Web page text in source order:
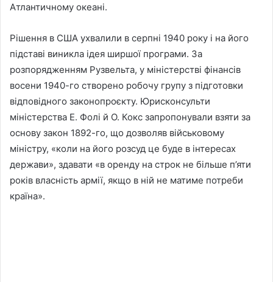
Атлантичному океані.
Рішення в США ухвалили в серпні 1940 року і на його
підставі виникла ідея ширшої програми. За
розпорядженням Рузвельта, у міністерстві фінансів
восени 1940-го створено робочу групу з підготовки
відповідного законопроєкту. Юрисконсульти
міністерства Е. Фолі й О. Кокс запропонували взяти за
основу закон 1892-го, що дозволяв військовому
міністру, «коли на його розсуд це буде в інтересах
держави», здавати «в оренду на строк не більше п’яти
років власність армії, якщо в ній не матиме потреби
країна».